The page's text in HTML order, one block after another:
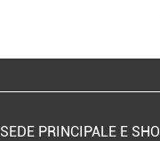
SEDE PRINCIPALE E